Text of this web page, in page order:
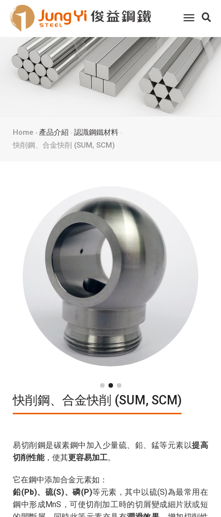
toggle
Home 產品介紹
認識鋼鐵材料
快削鋼、合金快削 (SUM, SCM)
快削鋼、合金快削 (SUM, SCM)
易切削鋼是碳素鋼中加入少量硫、鉛、錳等元素以提高
切削性能，使其更容易加工。
它在鋼中添加合金元素如：
鉛(Pb)、硫(S)、磷(P)等元素，其中以硫(S)為最常用在
鋼中形成MnS，可使切削加工時的切屑變成細片狀或短